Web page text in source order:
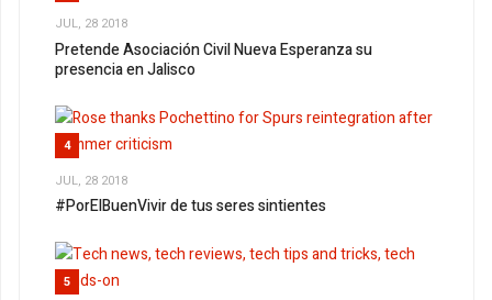
JUL, 28 2018
Pretende Asociación Civil Nueva Esperanza su
presencia en Jalisco
4
JUL, 28 2018
#PorElBuenVivir de tus seres sintientes
5